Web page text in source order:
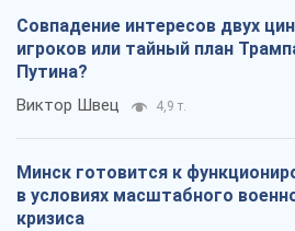
Совпадение интересов двух
игроков или тайный план
Путина?
Виктор Швец 4,9 т.
Минск готовится к
в условиях масштабного
кризиса